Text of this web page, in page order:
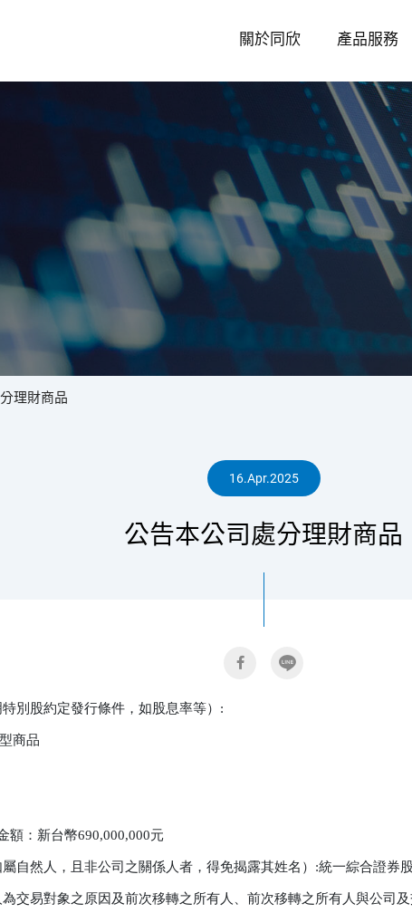
關於同欣 產品服務
投
資
人
專
區
理財商品
16.Apr.2025
公告本公司處分理財商品
別股約定發行條件，如股息率等）:
商品
額：新台幣690,000,000元
自然人，且非公司之關係人者，得免揭露其姓名）:統一綜合證券
交易對象之原因及前次移轉之所有人、前次移轉之所有人與公司